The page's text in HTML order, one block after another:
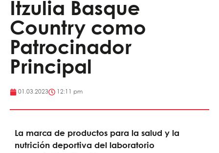
Itzulia Basque
Country como
Patrocinador
Principal
01.03.2023 12:11 pm
La marca de productos para la salud y la
nutrición deportiva del laboratorio